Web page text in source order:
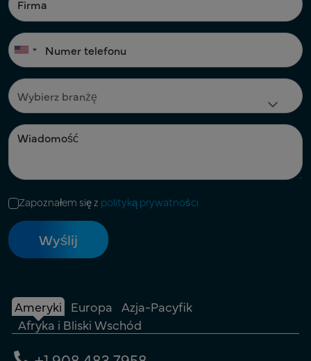
Zapoznałem się z polityką prywatności
Ameryki Europa Azja-Pacyfik
Afryka i Bliski Wschód